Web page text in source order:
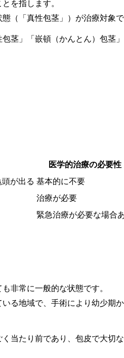
を指します。
（「真性包茎」）が治療対象で
茎」「嵌頓（かんとん）包茎
医学的治療の必要性
が出る 基本的に不要
治療が必要
緊急治療が必要な場合
非常に一般的な状態です。
る地域で、手術により幼少期
当たり前であり、包皮で大切